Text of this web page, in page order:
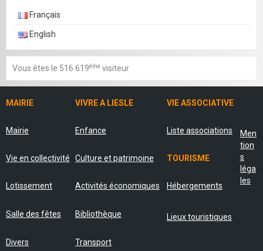
Français
English
Vous êtes le 516 619ème visiteur
MAIRIE VIVRE A LIESLE VIE ASSOCIATIVE
Mairie Enfance Liste associations
Vie en collectivité Culture et patrimoine TOURISME
Lotissement Activités économiques Hébergements
Salle des fêtes Bibliothèque Lieux touristiques
Divers Transport
Men
tion
s
léga
les